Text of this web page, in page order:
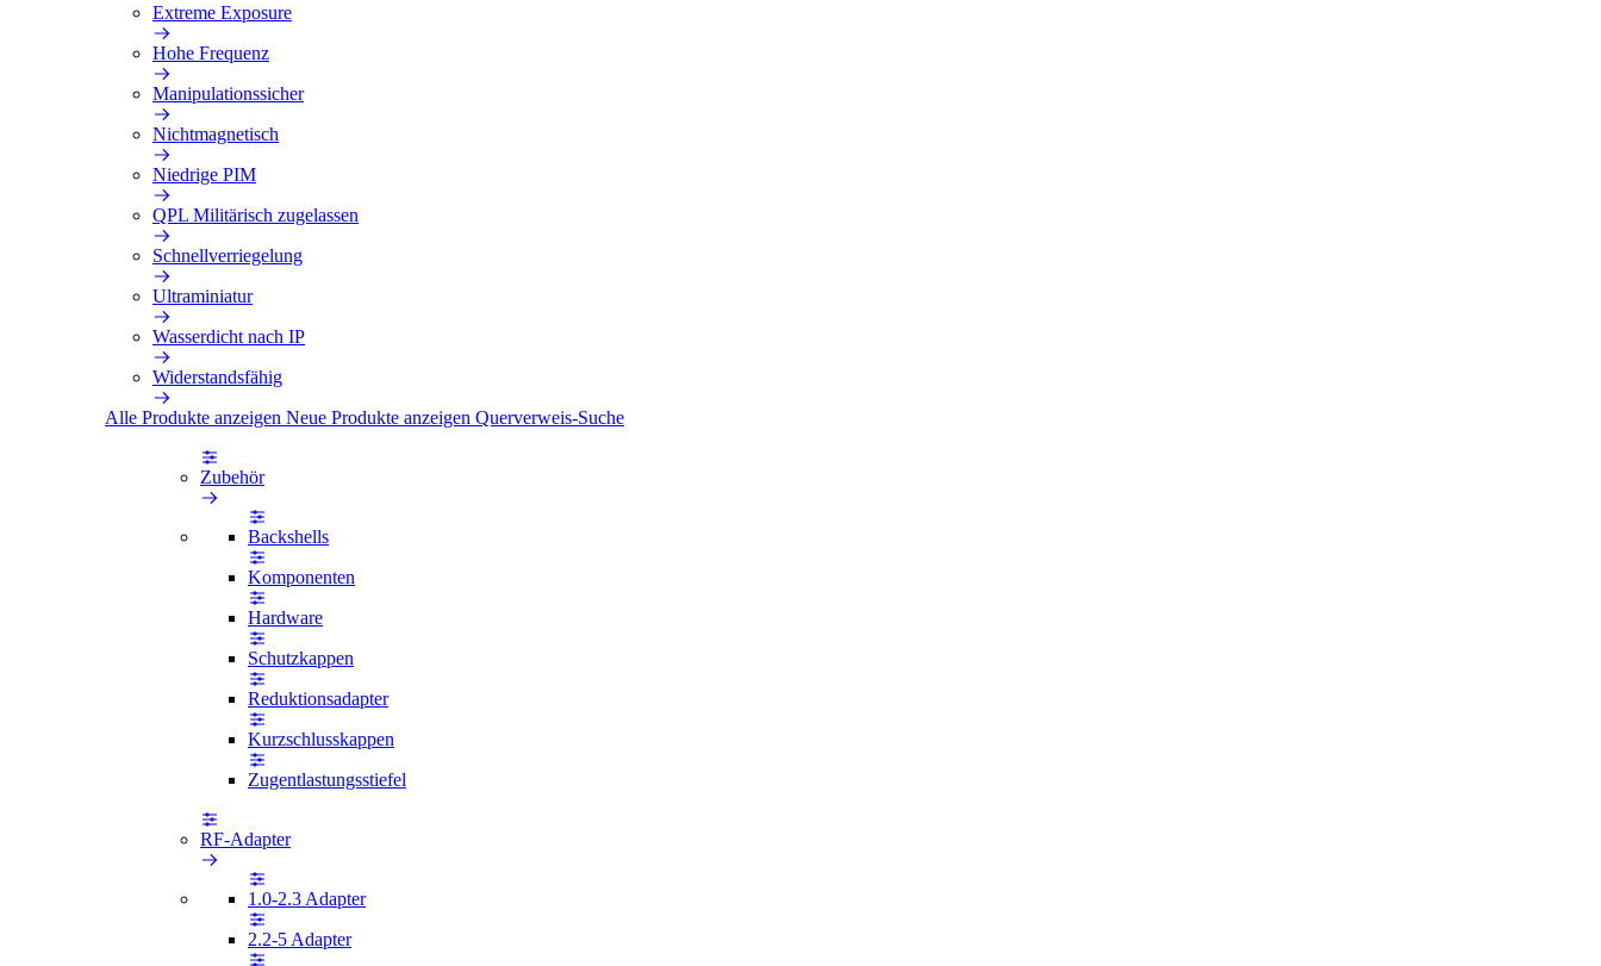
Extreme Exposure
Hohe Frequenz
Manipulationssicher
Nichtmagnetisch
Niedrige PIM
QPL Militärisch zugelassen
Schnellverriegelung
Ultraminiatur
Wasserdicht nach IP
Widerstandsfähig
Alle Produkte anzeigen Neue Produkte anzeigen Querverweis-Suche
Zubehör
Backshells
Komponenten
Hardware
Schutzkappen
Reduktionsadapter
Kurzschlusskappen
Zugentlastungsstiefel
RF-Adapter
1.0-2.3 Adapter
2.2-5 Adapter